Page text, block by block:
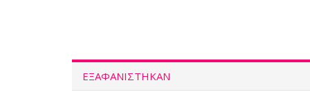
ΕΞΑΦΑΝΙΣΤΗΚΑΝ